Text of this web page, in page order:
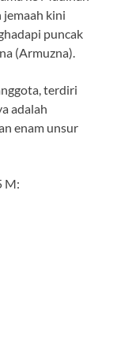
kini
puncak
(Armuzna).
terdiri
adalah
enam unsur
M: